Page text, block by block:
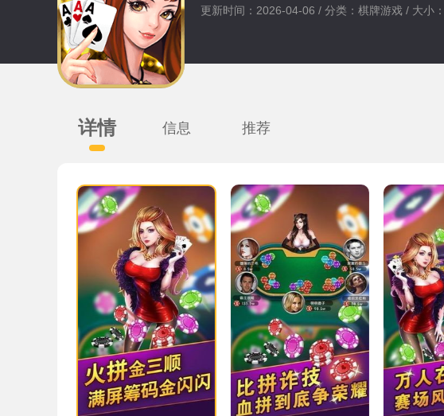
更新时间：2026-04-06 / 分类：棋牌游戏 / 大小：
详情 信息 推荐